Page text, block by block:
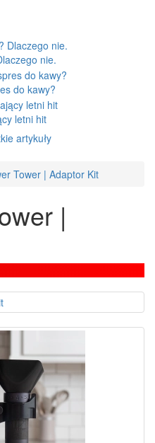
nie.
do kawy?
letni hit
artykuły
Tower | Adaptor Kit
|